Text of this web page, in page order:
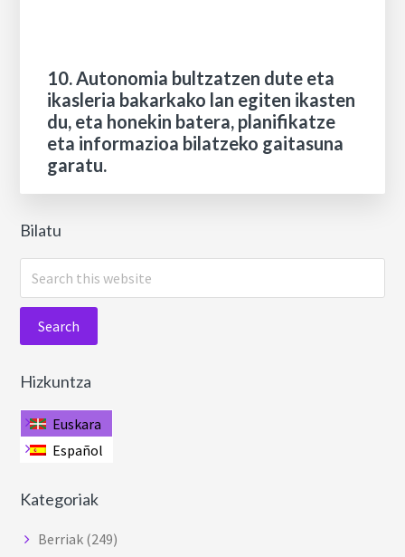
10. Autonomia bultzatzen dute eta
ikasleria bakarkako lan egiten ikasten
du, eta honekin batera, planifikatze
eta informazioa bilatzeko gaitasuna
garatu.
Bilatu
Search
this
Hizkuntza
Euskara
Español
Kategoriak
Berriak (249)